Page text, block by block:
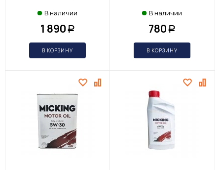
В наличии
1 890 Р
В КОРЗИНУ
В наличии
780 Р
В КОРЗИНУ